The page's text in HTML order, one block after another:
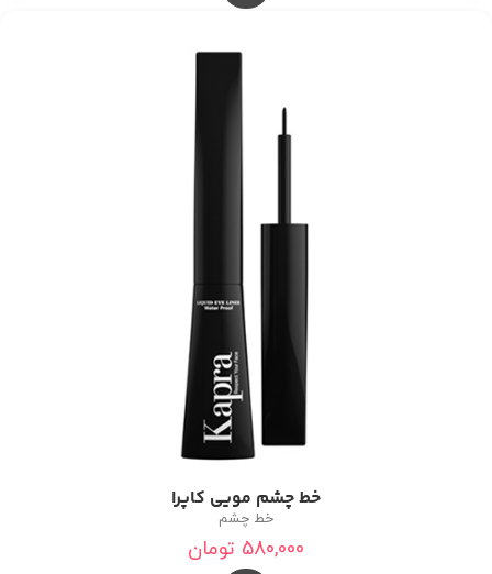
خط چشم مویی کاپرا
خط چشم
580,000 تومان